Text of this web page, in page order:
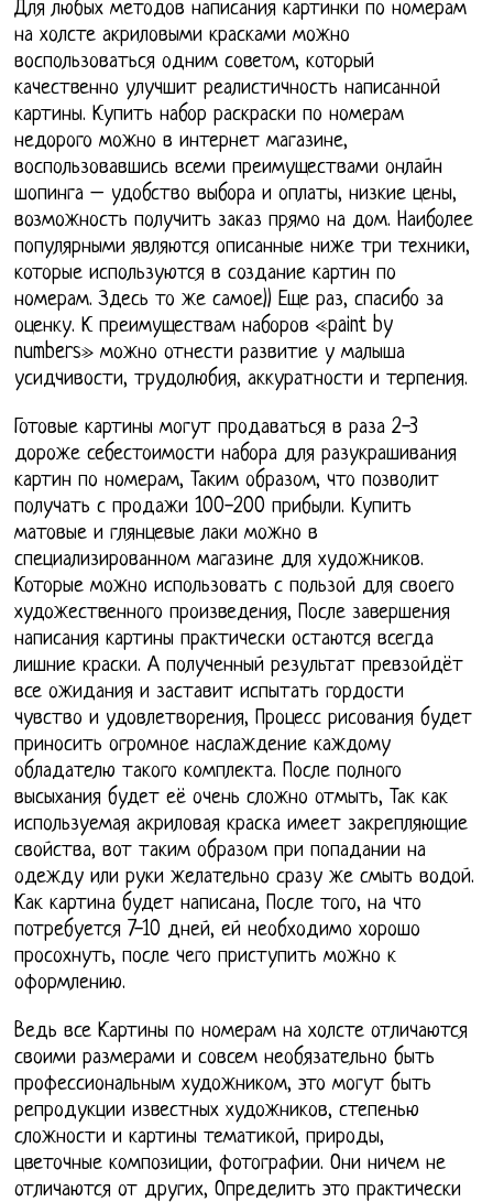
Для любых методов написания картинки по номерам
на холсте акриловыми красками можно
воспользоваться одним советом, который
качественно улучшит реалистичность написанной
картины. Купить набор раскраски по номерам
недорого можно в интернет магазине,
воспользовавшись всеми преимуществами онлайн
шопинга – удобство выбора и оплаты, низкие цены,
возможность получить заказ прямо на дом. Наиболее
популярными являются описанные ниже три техники,
которые используются в создание картин по
номерам. Здесь то же самое)) Еще раз, спасибо за
оценку. К преимуществам наборов «paint by
numbers» можно отнести развитие у малыша
усидчивости, трудолюбия, аккуратности и терпения.
Готовые картины могут продаваться в раза 2-3
дороже себестоимости набора для разукрашивания
картин по номерам, Таким образом, что позволит
получать с продажи 100-200 прибыли. Купить
матовые и глянцевые лаки можно в
специализированном магазине для художников.
Которые можно использовать с пользой для своего
художественного произведения, После завершения
написания картины практически остаются всегда
лишние краски. А полученный результат превзойдёт
все ожидания и заставит испытать гордости
чувство и удовлетворения, Процесс рисования будет
приносить огромное наслаждение каждому
обладателю такого комплекта. После полного
высыхания будет её очень сложно отмыть, Так как
используемая акриловая краска имеет закрепляющие
свойства, вот таким образом при попадании на
одежду или руки желательно сразу же смыть водой.
Как картина будет написана, После того, на что
потребуется 7-10 дней, ей необходимо хорошо
просохнуть, после чего приступить можно к
оформлению.
Ведь все Картины по номерам на холсте отличаются
своими размерами и совсем необязательно быть
профессиональным художником, это могут быть
репродукции известных художников, степенью
сложности и картины тематикой, природы,
цветочные композиции, фотографии. Они ничем не
отличаются от других, Определить это практически